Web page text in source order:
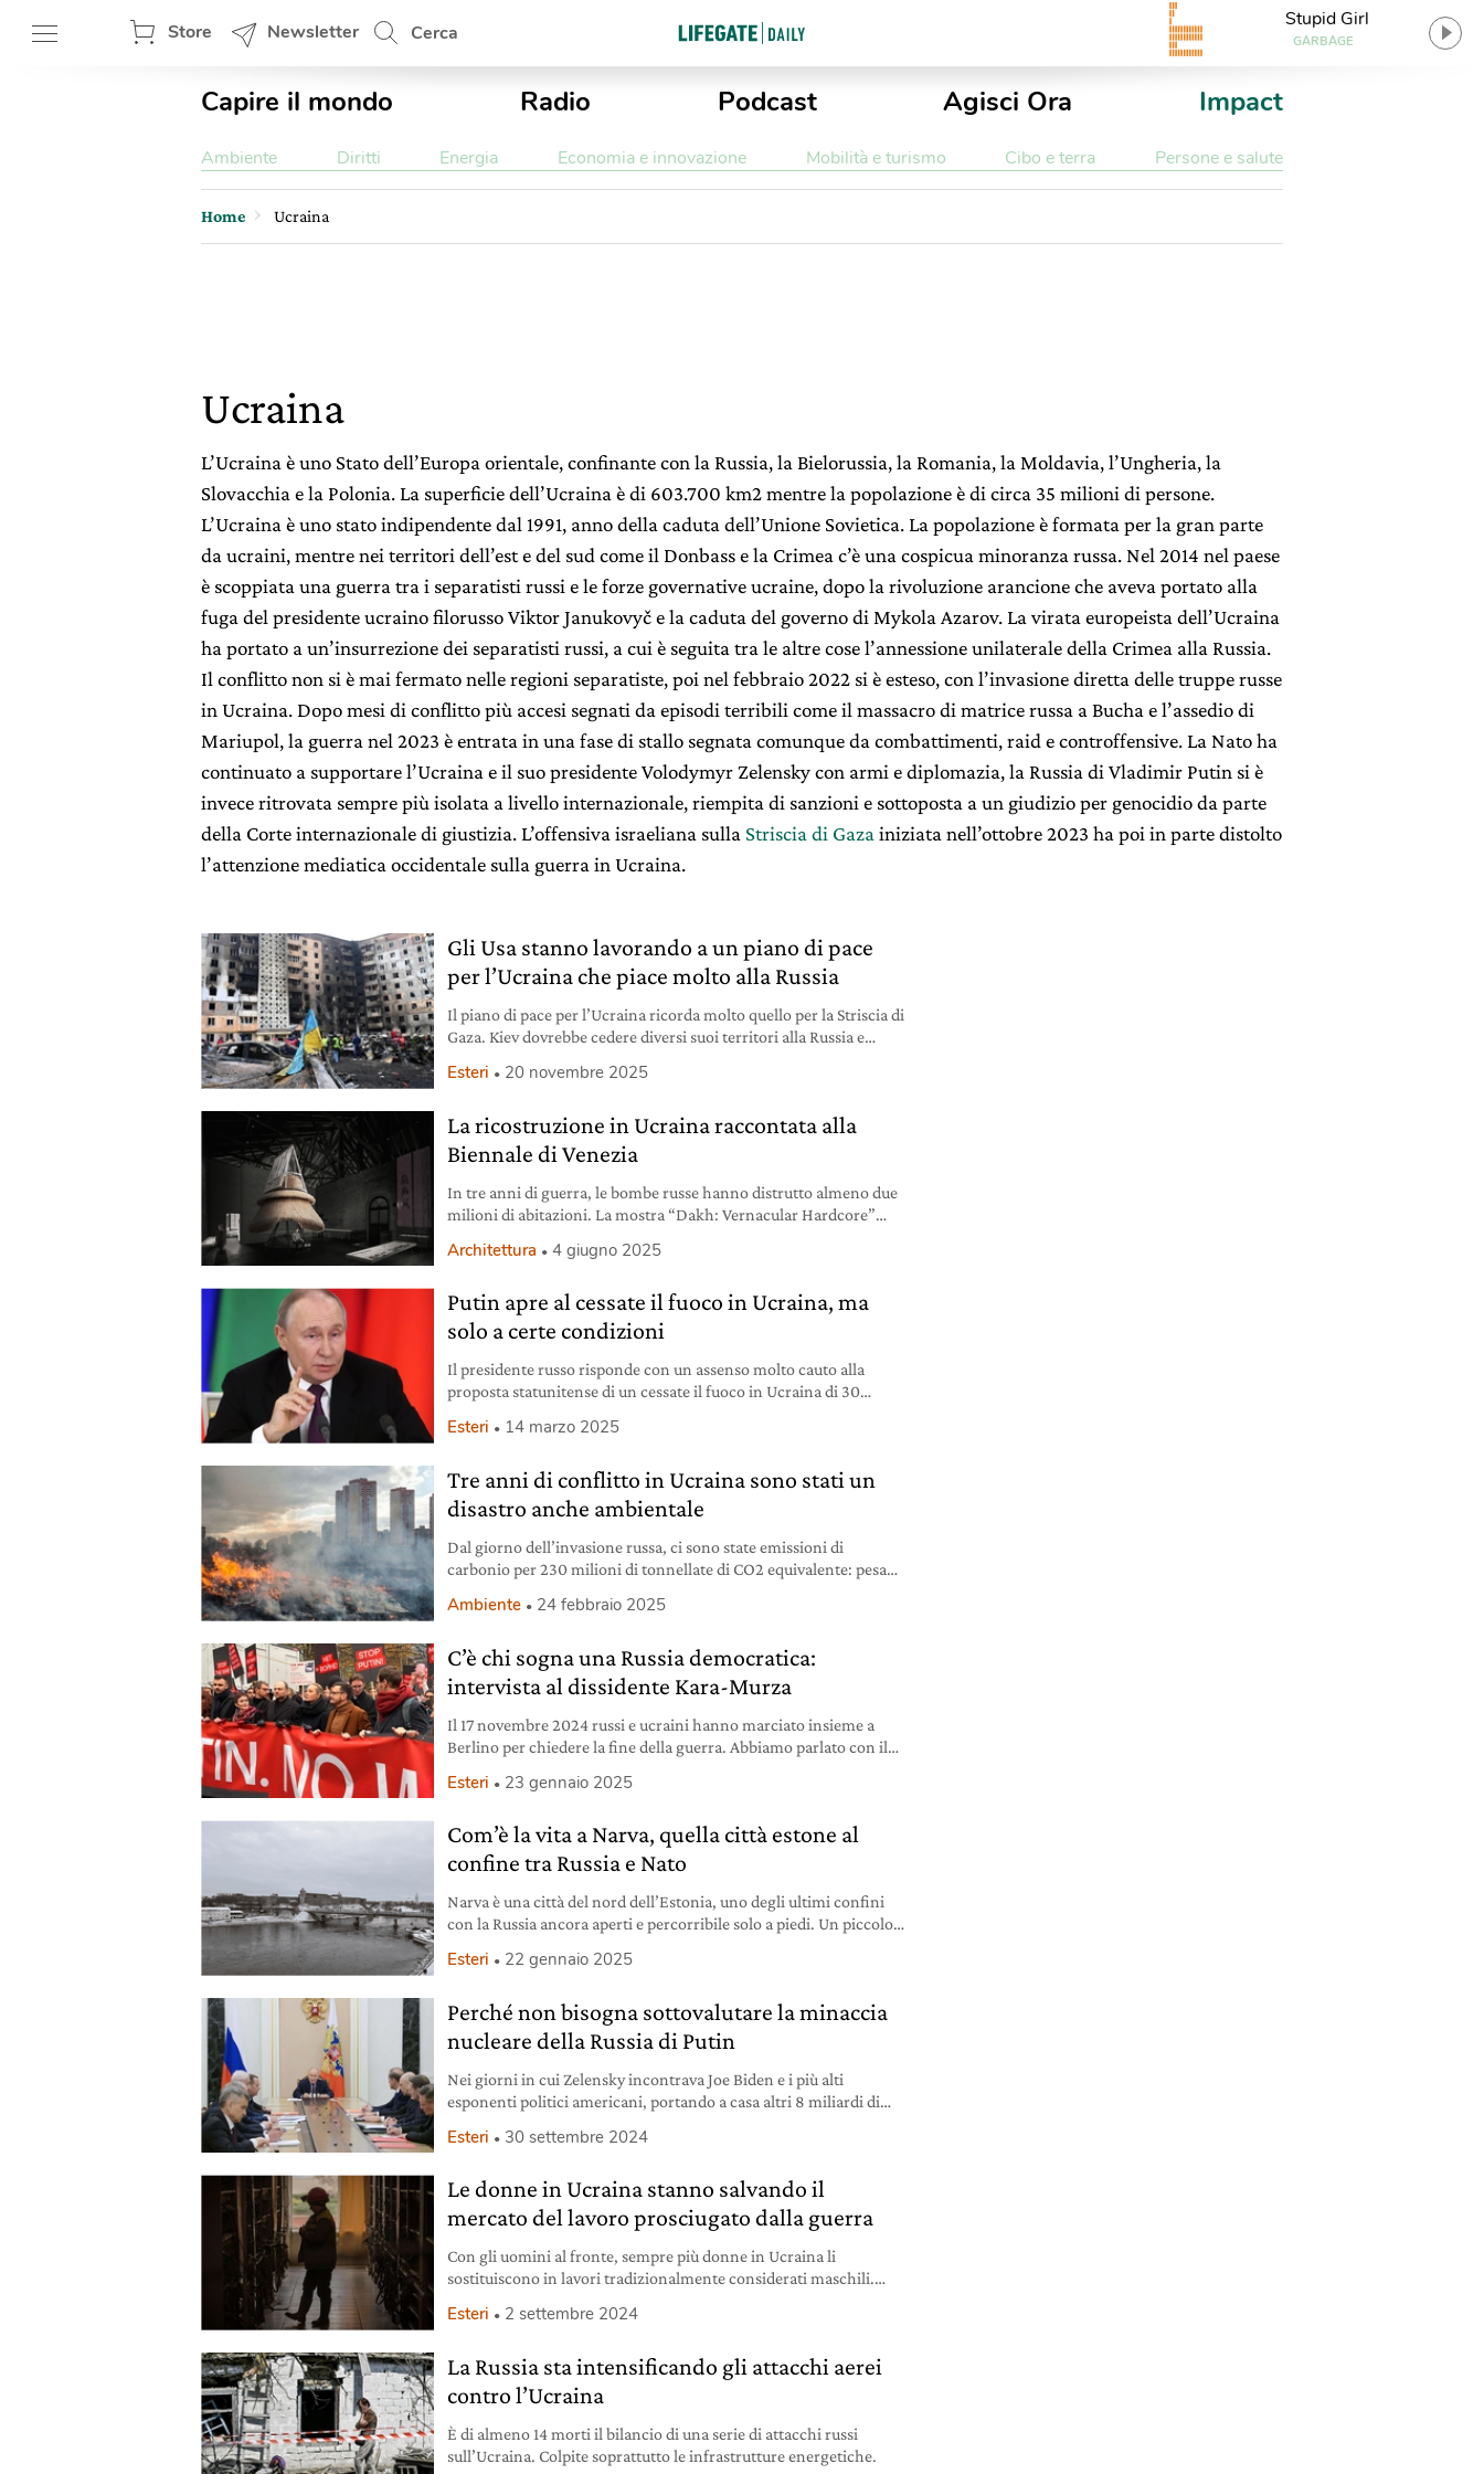
Store Newsletter Cerca
Stupid Girl
GARBAGE
Capire il mondo Radio Podcast Agisci Ora Impact
Ambiente Diritti Energia Economia e innovazione Mobilità e turismo Cibo e terra Persone e salute
Home Ucraina
Ucraina
L’Ucraina è uno Stato dell’Europa orientale, confinante con la Russia, la Bielorussia, la Romania, la Moldavia, l’Ungheria, la
Slovacchia e la Polonia. La superficie dell’Ucraina è di 603.700 km2 mentre la popolazione è di circa 35 milioni di persone.
L’Ucraina è uno stato indipendente dal 1991, anno della caduta dell’Unione Sovietica. La popolazione è formata per la gran parte
da ucraini, mentre nei territori dell’est e del sud come il Donbass e la Crimea c’è una cospicua minoranza russa. Nel 2014 nel paese
è scoppiata una guerra tra i separatisti russi e le forze governative ucraine, dopo la rivoluzione arancione che aveva portato alla
fuga del presidente ucraino filorusso Viktor Janukovyč e la caduta del governo di Mykola Azarov. La virata europeista dell’Ucraina
ha portato a un’insurrezione dei separatisti russi, a cui è seguita tra le altre cose l’annessione unilaterale della Crimea alla Russia.
Il conflitto non si è mai fermato nelle regioni separatiste, poi nel febbraio 2022 si è esteso, con l’invasione diretta delle truppe russe
in Ucraina. Dopo mesi di conflitto più accesi segnati da episodi terribili come il massacro di matrice russa a Bucha e l’assedio di
Mariupol, la guerra nel 2023 è entrata in una fase di stallo segnata comunque da combattimenti, raid e controffensive. La Nato ha
continuato a supportare l’Ucraina e il suo presidente Volodymyr Zelensky con armi e diplomazia, la Russia di Vladimir Putin si è
invece ritrovata sempre più isolata a livello internazionale, riempita di sanzioni e sottoposta a un giudizio per genocidio da parte
della Corte internazionale di giustizia. L’offensiva israeliana sulla Striscia di Gaza iniziata nell’ottobre 2023 ha poi in parte distolto
l’attenzione mediatica occidentale sulla guerra in Ucraina.
Gli Usa stanno lavorando a un piano di pace
per l’Ucraina che piace molto alla Russia
Il piano di pace per l’Ucraina ricorda molto quello per la Striscia di
Gaza. Kiev dovrebbe cedere diversi suoi territori alla Russia e
Esteri 20 novembre 2025
La ricostruzione in Ucraina raccontata alla
Biennale di Venezia
In tre anni di guerra, le bombe russe hanno distrutto almeno due
milioni di abitazioni. La mostra “Dakh: Vernacular Hardcore”
il desiderio di rinascita.
Architettura 4 giugno 2025
Putin apre al cessate il fuoco in Ucraina, ma
solo a certe condizioni
Il presidente russo risponde con un assenso molto cauto alla
proposta statunitense di un cessate il fuoco in Ucraina di 30
Esteri 14 marzo 2025
Tre anni di conflitto in Ucraina sono stati un
disastro anche ambientale
Dal giorno dell’invasione russa, ci sono state emissioni di
carbonio per 230 milioni di tonnellate di CO2 equivalente: pesano
Ambiente 24 febbraio 2025
C’è chi sogna una Russia democratica:
intervista al dissidente Kara-Murza
Il 17 novembre 2024 russi e ucraini hanno marciato insieme a
Berlino per chiedere la fine della guerra. Abbiamo parlato con il
Esteri 23 gennaio 2025
Com’è la vita a Narva, quella città estone al
confine tra Russia e Nato
Narva è una città del nord dell’Estonia, uno degli ultimi confini
con la Russia ancora aperti e percorribile solo a piedi. Un piccolo
Esteri 22 gennaio 2025
Perché non bisogna sottovalutare la minaccia
nucleare della Russia di Putin
Nei giorni in cui Zelensky incontrava Joe Biden e i più alti
esponenti politici americani, portando a casa altri 8 miliardi di
per l’uso delle armi nucleari.
Esteri 30 settembre 2024
Le donne in Ucraina stanno salvando il
mercato del lavoro prosciugato dalla guerra
Con gli uomini al fronte, sempre più donne in Ucraina li
sostituiscono in lavori tradizionalmente considerati maschili.
Esteri 2 settembre 2024
La Russia sta intensificando gli attacchi aerei
contro l’Ucraina
È di almeno 14 morti il bilancio di una serie di attacchi russi
sull’Ucraina. Colpite soprattutto le infrastrutture energetiche.